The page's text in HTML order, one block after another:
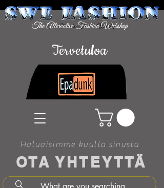
OTA YHTEYTTÄ
Haluaisimme kuulla sinusta
Tervetuloa